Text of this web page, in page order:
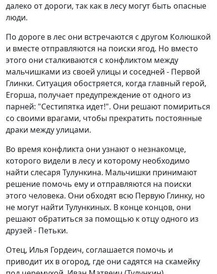
далеко от дороги, так как в лесу могут быть опасные
люди.
По дороге в лес они встречаются с другом Колюшкой
и вместе отправляются на поиски ягод. Но вместо
этого они сталкиваются с конфликтом между
мальчишками из своей улицы и соседней - Первой
Глинки. Ситуация обостряется, когда главный герой,
Егорша, получает предупреждение от одного из
парней: "Сестипятка идет!". Они решают помириться
со своими врагами, чтобы прекратить постоянные
драки между улицами.
Во время конфликта они узнают о незнакомце,
которого видели в лесу и которому необходимо
найти слесаря Тулункина. Мальчишки принимают
решение помочь ему и отправляются на поиски
этого человека. Они обходят всю Первую Глинку, но
не могут найти Тулункиных. В конце концов, они
решают обратиться за помощью к отцу одного из
друзей - Петьки.
Отец, Илья Гордеич, соглашается помочь и
приводит их в огород, где они садятся на скамейку